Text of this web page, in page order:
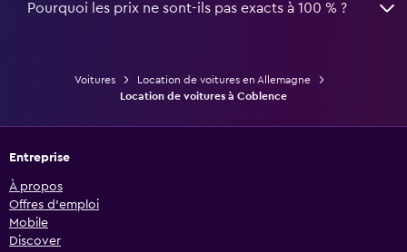
Pourquoi les prix ne sont-ils pas exacts à 100 % ?
Voitures
Location de voitures en Allemagne
Location de voitures à Coblence
Entreprise
À propos
Offres d’emploi
Mobile
Discover